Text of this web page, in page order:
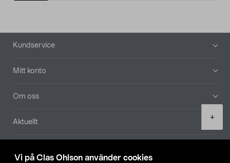
Vi på Clas Ohlson använder cookies
+
Sidfot
Kundservice
Mitt konto
Om oss
Aktuellt